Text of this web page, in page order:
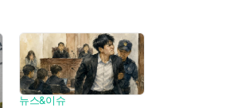
뉴스&이슈